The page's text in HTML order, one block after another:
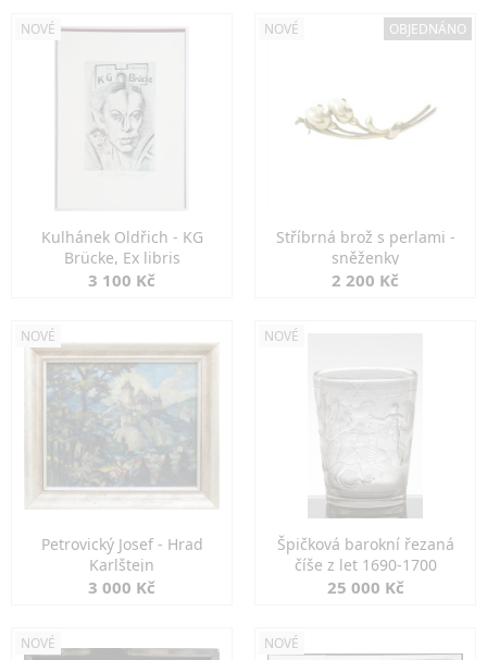
NOVÉ
Kulhánek Oldřich - KG
Brücke, Ex libris
3 100 Kč
NOVÉ OBJEDNÁNO
Stříbrná brož s perlami -
sněženky
2 200 Kč
NOVÉ
Petrovický Josef - Hrad
Karlštejn
3 000 Kč
NOVÉ
Špičková barokní řezaná
číše z let 1690-1700
25 000 Kč
NOVÉ NOVÉ